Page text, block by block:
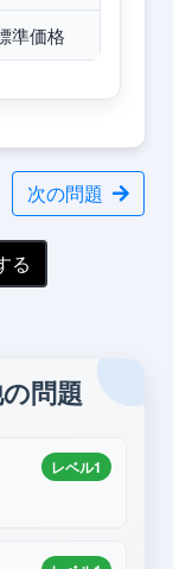
準価格
次の問題
る
問題
レベル1